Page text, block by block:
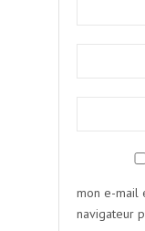
mon e-mail
navigateur